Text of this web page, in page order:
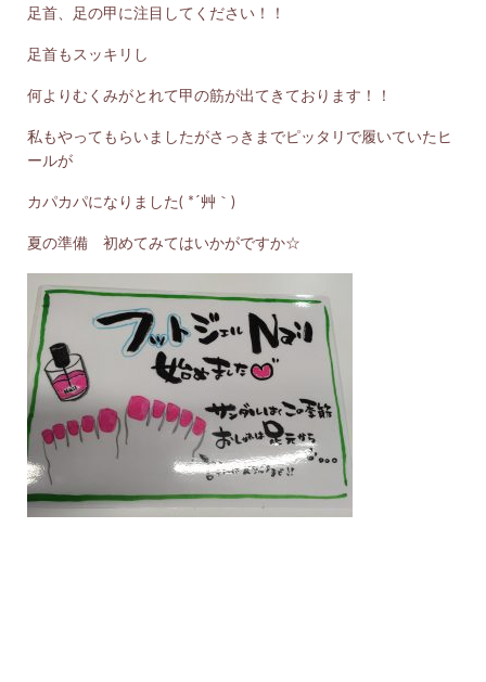
足首、足の甲に注目してください！！
足首もスッキリし
何よりむくみがとれて甲の筋が出てきております！！
私もやってもらいましたがさっきまでピッタリで履いていたヒ
ールが
カパカパになりました( *´艸｀)
夏の準備 初めてみてはいかがですか☆